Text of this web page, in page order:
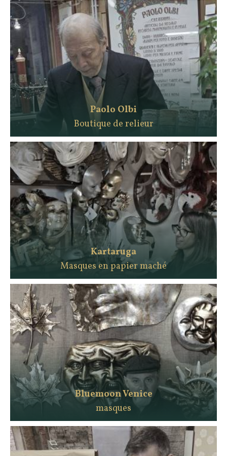
Paolo Olbi
Boutique de relieur
Kartaruga
Masques en papier maché
Bluemoon Venice
masques